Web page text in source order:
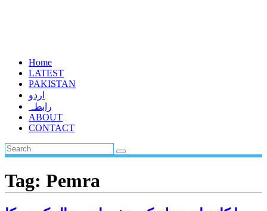
Home
LATEST
PAKISTAN
اردو
رابطہ
ABOUT
CONTACT
Tag: Pemra